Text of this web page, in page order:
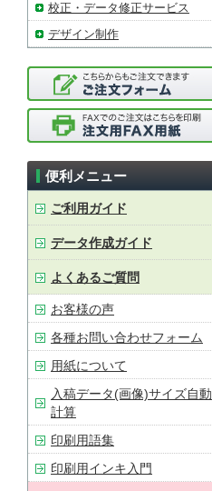
校正・データ修正サービス
デザイン制作
便利メニュー
ご利用ガイド
データ作成ガイド
よくあるご質問
お客様の声
各種お問い合わせフォーム
用紙について
入稿データ(画像)サイズ自動
計算
印刷用語集
印刷用インキ入門